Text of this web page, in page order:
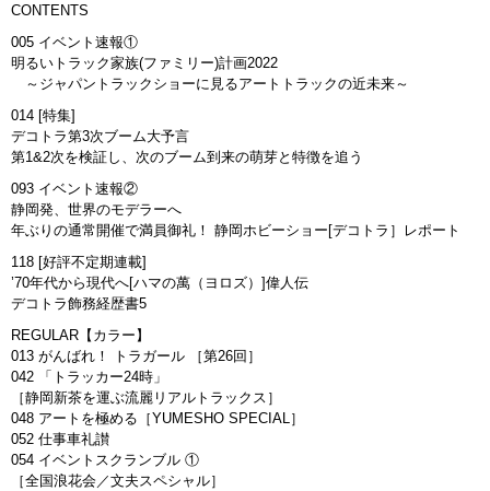
CONTENTS
005 イベント速報①
明るいトラック家族(ファミリー)計画2022
～ジャパントラックショーに見るアートトラックの近未来～
014 [特集]
デコトラ第3次ブーム大予言
第1&2次を検証し、次のブーム到来の萌芽と特徴を追う
093 イベント速報②
静岡発、世界のモデラーへ
年ぶりの通常開催で満員御礼！ 静岡ホビーショー[デコトラ］レポート
118 [好評不定期連載]
’70年代から現代へ[ハマの萬（ヨロズ）]偉人伝
デコトラ飾務経歴書5
REGULAR【カラー】
013 がんばれ！ トラガール ［第26回］
042 「トラッカー24時」
［静岡新茶を運ぶ流麗リアルトラックス］
048 アートを極める［YUMESHO SPECIAL］
052 仕事車礼讃
054 イベントスクランブル ①
［全国浪花会／文夫スペシャル］